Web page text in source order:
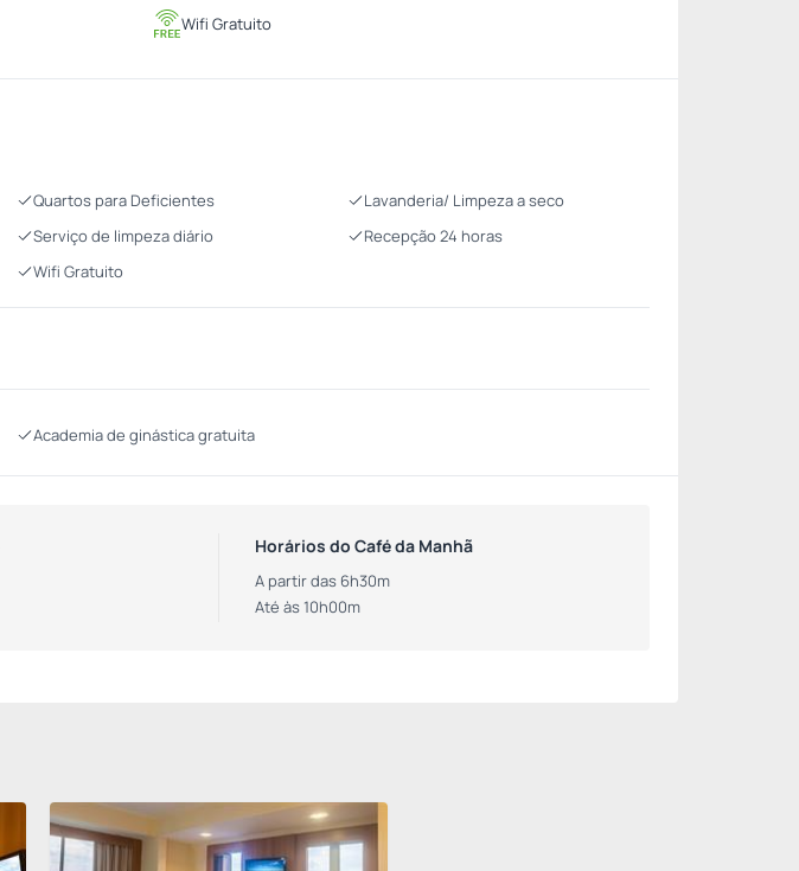
Wifi Gratuito
Quartos para Deficientes
Lavanderia/ Limpeza a seco
Serviço de limpeza diário
Recepção 24 horas
Wifi Gratuito
Academia de ginástica gratuita
Horários do Café da Manhã
A partir das 6h30m
Até às 10h00m